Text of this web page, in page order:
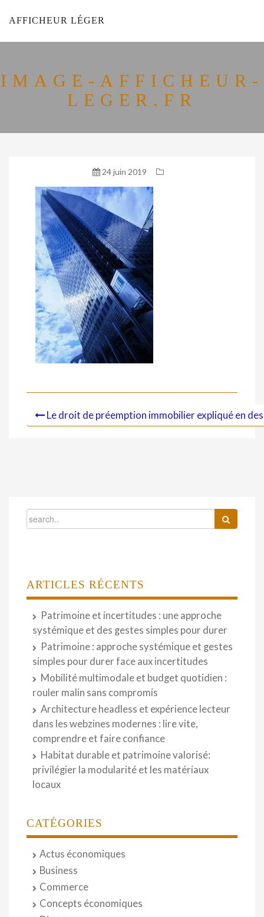
AFFICHEUR LÉGER
IMAGE-AFFICHEUR-
LEGER.FR
24 juin 2019
Le droit de préemption immobilier expliqué en
ARTICLES RÉCENTS
Patrimoine et incertitudes : une approche
systémique et des gestes simples pour durer
Patrimoine : approche systémique et gestes
simples pour durer face aux incertitudes
Mobilité multimodale et budget quotidien :
rouler malin sans compromis
Architecture headless et expérience lecteur
dans les webzines modernes : lire vite,
comprendre et faire confiance
Habitat durable et patrimoine valorisé:
privilégier la modularité et les matériaux
locaux
CATÉGORIES
Actus économiques
Business
Commerce
Concepts économiques